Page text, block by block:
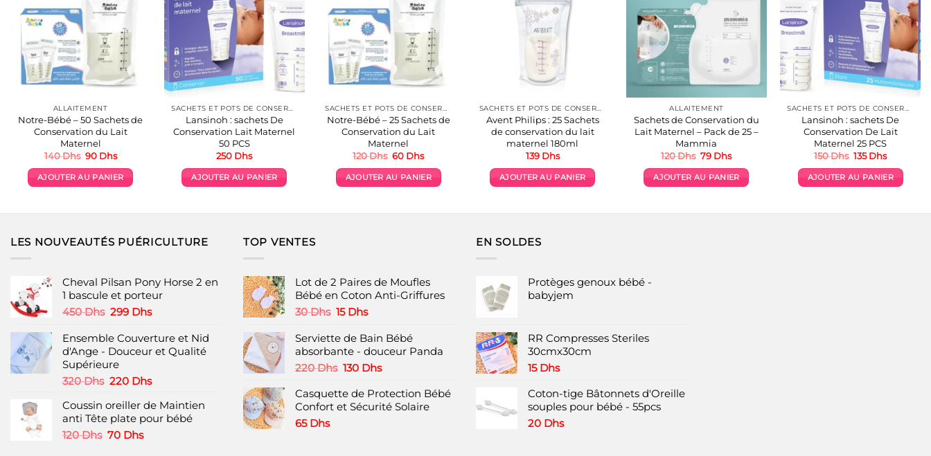
ALLAITEMENT
Notre-Bébé – 50 Sachets de
Conservation du Lait
Maternel
140Dhs Le
initial
était :
90 DhsLe
actuel
est :
AJOUTER AU PANIER
SACHETS ET POTS DE CONSERVATION LAIT MATERNE
Lansinoh : sachets De
Conservation Lait Maternel
50 PCS
250 Dhs
AJOUTER AU PANIER
SACHETS ET POTS DE CONSERVATION LAIT MATERNE
Notre-Bébé – 25 Sachets de
Conservation du Lait
Maternel
120Dhs Le
initial
était :
60 DhsLe
actuel
est :
AJOUTER AU PANIER
SACHETS ET POTS DE CONSERVATION LAIT MATERNE
Avent Philips : 25 Sachets
de conservation du lait
maternel 180ml
139 Dhs
AJOUTER AU PANIER
ALLAITEMENT
Sachets de Conservation du
Lait Maternel – Pack de 25 –
Mammia
120Dhs Le
initial
était :
79 DhsLe
actuel
est :
AJOUTER AU PANIER
SACHETS ET POTS DE CONSERVATION LAIT MATERNE
Lansinoh : sachets De
Conservation De Lait
Maternel 25 PCS
150Dhs Le
initial
était :
135DhsLe
actuel
est :
AJOUTER AU PANIER
LES NOUVEAUTÉS PUÉRICULTURE
Cheval Pilsan Pony Horse 2 en
1 bascule et porteur
450Dhs Le
initial
était :
450 Dhs.
299 DhsLe
actuel
est :
Ensemble Couverture et Nid
d'Ange - Douceur et Qualité
Supérieure
320Dhs Le
initial
était :
320 Dhs.
220 DhsLe
actuel
est :
Coussin oreiller de Maintien
anti Tête plate pour bébé
120Dhs Le
70 DhsLe
TOP VENTES
Lot de 2 Paires de Moufles
Bébé en Coton Anti-Griffures
30Dhs Le
initial
était :
30 Dhs.
15 DhsLe
actuel
est :
15 Dhs.
Serviette de Bain Bébé
absorbante - douceur Panda
220Dhs Le
initial
était :
130 DhsLe
actuel
est :
Casquette de Protection Bébé
Confort et Sécurité Solaire
65 Dhs
EN SOLDES
Protèges genoux bébé -
babyjem
RR Compresses Steriles
30cmx30cm
15 Dhs
Coton-tige Bâtonnets d'Oreille
souples pour bébé - 55pcs
20 Dhs